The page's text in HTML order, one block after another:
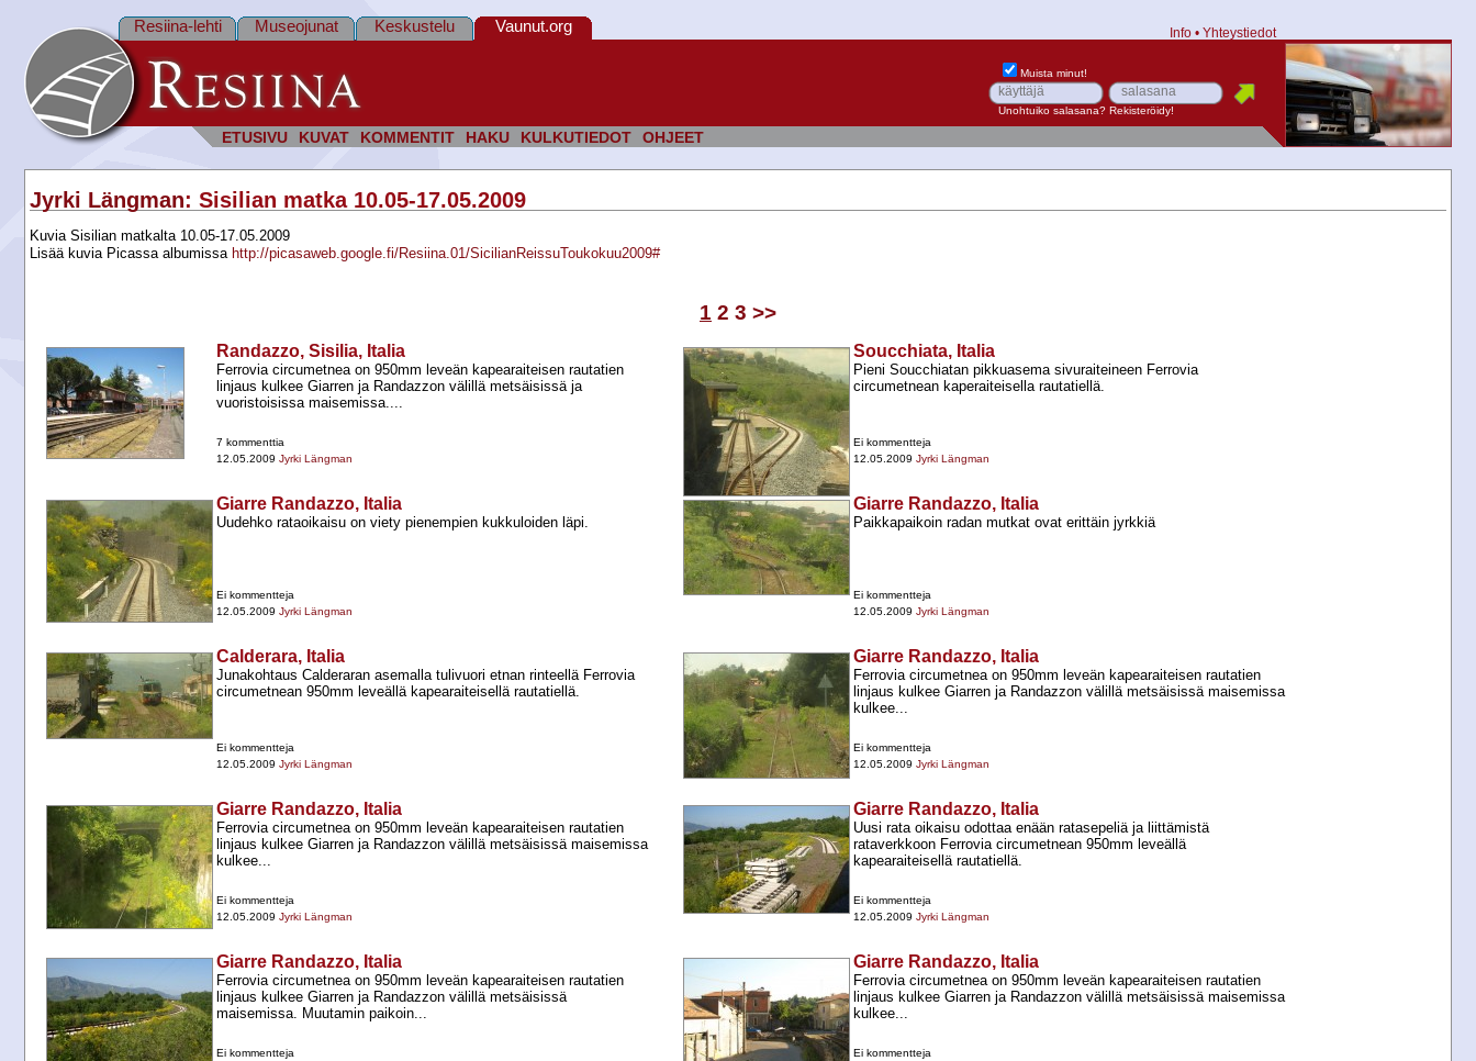
ETUSIVU KUVAT KOMMENTIT HAKU KULKUTIEDOT OHJEET
Resiina-lehti Museojunat Keskustelu Vaunut.org Info • Yhteystiedot
Muista minut!
Unohtuiko salasana? Rekisteröidy!
Jyrki Längman: Sisilian matka 10.05-17.05.2009
Kuvia Sisilian matkalta 10.05-17.05.2009
Lisää kuvia Picassa albumissa http://picasaweb.google.fi/Resiina.01/SicilianReissuToukokuu2009#
1 2 3 >>
Randazzo, Sisilia, Italia
Ferrovia circumetnea on 950mm leveän kapearaiteisen rautatien
linjaus kulkee Giarren ja Randazzon välillä metsäisissä ja
vuoristoisissa maisemissa....
7 kommenttia
12.05.2009 Jyrki Längman
Soucchiata, Italia
Pieni Soucchiatan pikkuasema sivuraiteineen Ferrovia
circumetnean kaperaiteisella rautatiellä.
Ei kommentteja
12.05.2009 Jyrki Längman
Giarre Randazzo, Italia
Uudehko rataoikaisu on viety pienempien kukkuloiden läpi.
Ei kommentteja
12.05.2009 Jyrki Längman
Giarre Randazzo, Italia
Paikkapaikoin radan mutkat ovat erittäin jyrkkiä
Ei kommentteja
12.05.2009 Jyrki Längman
Calderara, Italia
Junakohtaus Calderaran asemalla tulivuori etnan rinteellä Ferrovia
circumetnean 950mm leveällä kapearaiteisellä rautatiellä.
Ei kommentteja
12.05.2009 Jyrki Längman
Giarre Randazzo, Italia
Ferrovia circumetnea on 950mm leveän kapearaiteisen rautatien
linjaus kulkee Giarren ja Randazzon välillä metsäisissä maisemissa
kulkee...
Ei kommentteja
12.05.2009 Jyrki Längman
Giarre Randazzo, Italia
Ferrovia circumetnea on 950mm leveän kapearaiteisen rautatien
linjaus kulkee Giarren ja Randazzon välillä metsäisissä maisemissa
kulkee...
Ei kommentteja
12.05.2009 Jyrki Längman
Giarre Randazzo, Italia
Uusi rata oikaisu odottaa enään ratasepeliä ja liittämistä
rataverkkoon Ferrovia circumetnean 950mm leveällä
kapearaiteisellä rautatiellä.
Ei kommentteja
12.05.2009 Jyrki Längman
Giarre Randazzo, Italia
Ferrovia circumetnea on 950mm leveän kapearaiteisen rautatien
linjaus kulkee Giarren ja Randazzon välillä metsäisissä
maisemissa. Muutamin paikoin...
Ei kommentteja
Giarre Randazzo, Italia
Ferrovia circumetnea on 950mm leveän kapearaiteisen rautatien
linjaus kulkee Giarren ja Randazzon välillä metsäisissä maisemissa
kulkee...
Ei kommentteja